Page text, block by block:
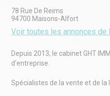
78 Rue De Reims
94700 Maisons-Alfort
Voir toutes les annonces de
Depuis 2013, le cabinet GHT
d'entreprise.
Spécialistes de la vente et de